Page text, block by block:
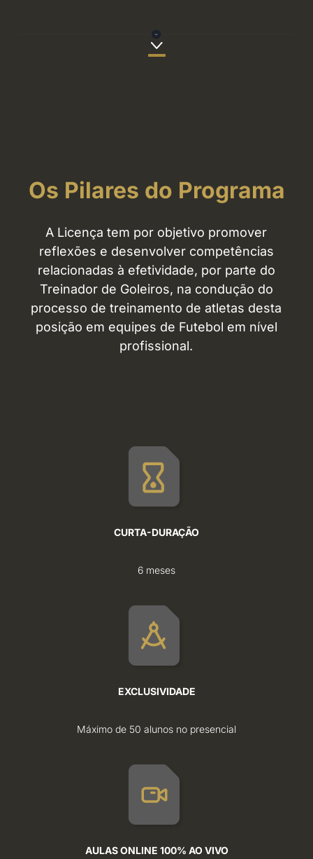
Os Pilares do Programa
A Licença tem por objetivo promover
reflexões e desenvolver competências
relacionadas à efetividade, por parte do
Treinador de Goleiros, na condução do
processo de treinamento de atletas desta
posição em equipes de Futebol em nível
profissional.
CURTA-DURAÇÃO
6 meses
EXCLUSIVIDADE
Máximo de 50 alunos no presencial
AULAS ONLINE 100% AO VIVO